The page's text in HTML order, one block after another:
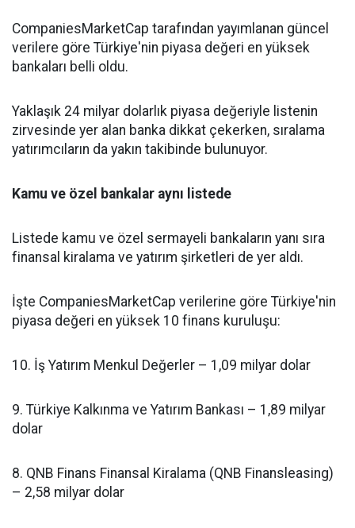
CompaniesMarketCap tarafından yayımlanan güncel
verilere göre Türkiye'nin piyasa değeri en yüksek
bankaları belli oldu.
Yaklaşık 24 milyar dolarlık piyasa değeriyle listenin
zirvesinde yer alan banka dikkat çekerken, sıralama
yatırımcıların da yakın takibinde bulunuyor.
Kamu ve özel bankalar aynı listede
Listede kamu ve özel sermayeli bankaların yanı sıra
finansal kiralama ve yatırım şirketleri de yer aldı.
İşte CompaniesMarketCap verilerine göre Türkiye'nin
piyasa değeri en yüksek 10 finans kuruluşu:
10. İş Yatırım Menkul Değerler – 1,09 milyar dolar
9. Türkiye Kalkınma ve Yatırım Bankası – 1,89 milyar
dolar
8. QNB Finans Finansal Kiralama (QNB Finansleasing)
– 2,58 milyar dolar